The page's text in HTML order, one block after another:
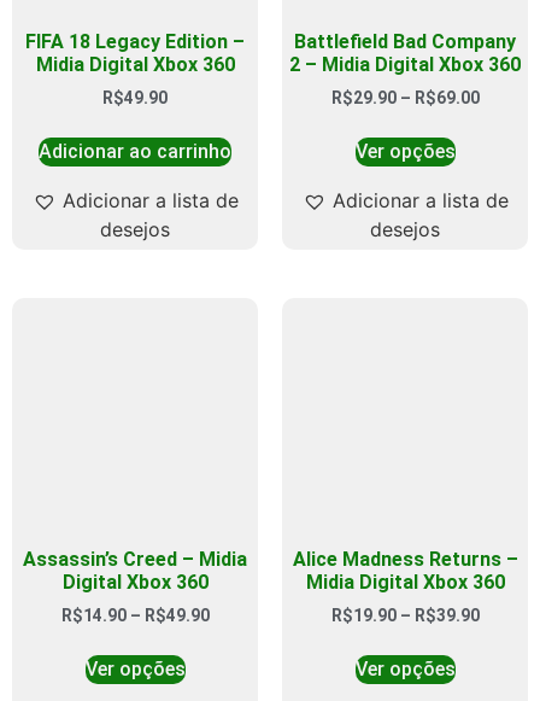
FIFA 18 Legacy Edition –
Midia Digital Xbox 360
R$49.90
Adicionar ao carrinho
Adicionar a lista de
desejos
Battlefield Bad Company
2 – Midia Digital Xbox 360
R$29.90 – R$69.00
Ver opções
Adicionar a lista de
desejos
Assassin’s Creed – Midia
Digital Xbox 360
R$14.90 – R$49.90
Ver opções
Alice Madness Returns –
Midia Digital Xbox 360
R$19.90 – R$39.90
Ver opções